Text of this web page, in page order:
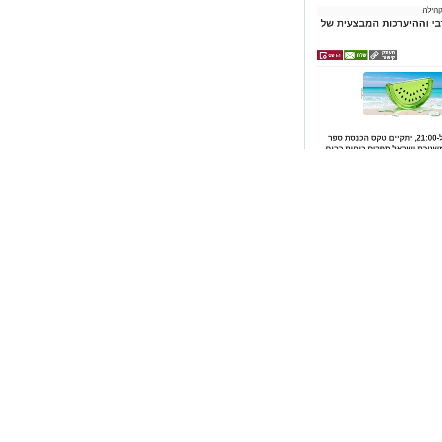
תצא היום (חמישי) בשעה 12:30 מבית ההספד הספרדי בהר המנוחות
רמי לוי נפטר בשיבה טובה
עולם הפיוט הירושלמי, שילוו אותו
וההיערכות המבצעית של
מחר (שני, 3.8.26), בין השעות 17:00 ל-21:00, יתקיים טקס הכנסת ספר
ישראל תפרוס כוחות רבים